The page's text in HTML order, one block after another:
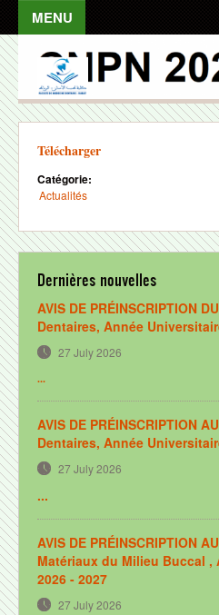
ACCUEIL
FACULTÉ
Présentation
Missions
Equipe directoire
Organigramme
Structures
Plan d'accès
FORMATIONS
Formation initiale
Doctorat en médecine dentaire
Master en Biologie et Matériaux du
DUT des prothésistes dentaires
Télécharger
Catégorie:
Actualités
Dernières nouvelles
AVIS DE PRÉINSCRIPTION
Dentaires, Année
27 July 2026
...
AVIS DE PRÉINSCRIPTION
Dentaires, Année
27 July 2026
...
AVIS DE PRÉINSCRIPTION
Matériaux du Milieu Buccal ,
2026 - 2027
27 July 2026